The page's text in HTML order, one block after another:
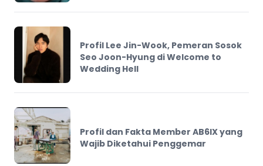
Profil Lee Jin-Wook, Pemeran Sosok
Seo Joon-Hyung di Welcome to
Wedding Hell
Profil dan Fakta Member AB6IX yang
Wajib Diketahui Penggemar